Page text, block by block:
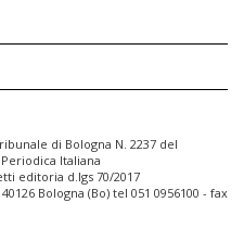
di Bologna N. 2237 del
Periodica Italiana
editoria d.lgs 70/2017
Bologna (Bo) tel 051 0956100 - fax